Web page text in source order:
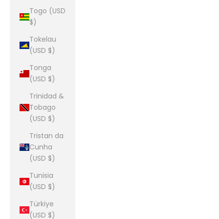
Togo (USD
$)
Tokelau
(USD $)
Tonga
(USD $)
Trinidad &
Tobago
(USD $)
Tristan da
Cunha
(USD $)
Tunisia
(USD $)
Türkiye
(USD $)